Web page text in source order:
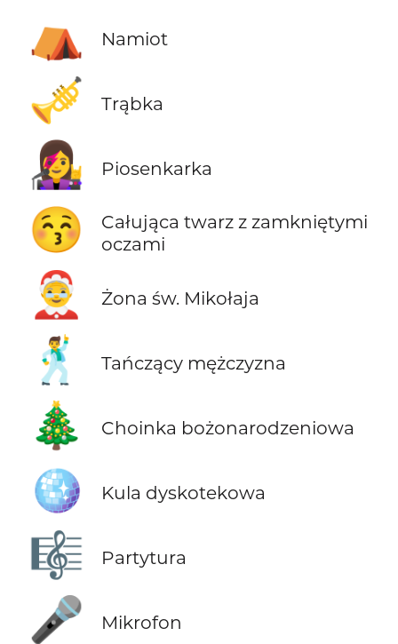
⛺ Namiot
🎺 Trąbka
👩‍🎤 Piosenkarka
😚
Całująca twarz z zamkniętymi
oczami
🤶 Żona św. Mikołaja
🕺 Tańczący mężczyzna
🎄 Choinka bożonarodzeniowa
🪩 Kula dyskotekowa
🎼 Partytura
🎤 Mikrofon